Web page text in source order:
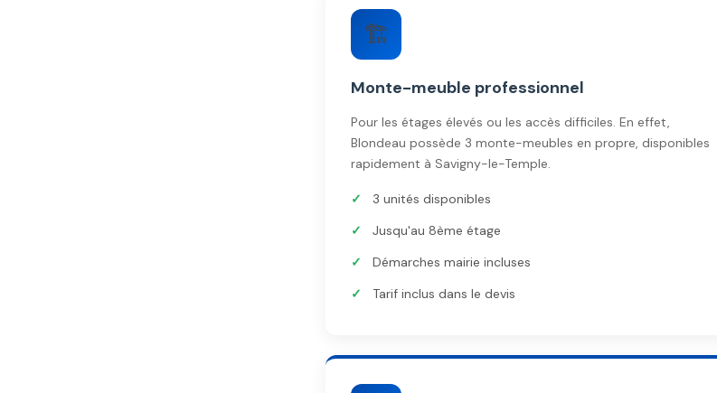
🏗️
Monte-meuble professionnel
Pour les étages élevés ou les accès difficiles. En effet,
Blondeau possède 3 monte-meubles en propre, disponibles
rapidement à Savigny-le-Temple.
3 unités disponibles
Jusqu'au 8ème étage
Démarches mairie incluses
Tarif inclus dans le devis